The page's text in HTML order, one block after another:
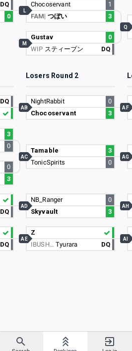
DQ
0
Chocoservant
1
FAM| つぼい 3
L
Gustav
0
WIP スティーブン DQ
M
Q
Losers Round 2
DQ
3
0
0
3
DQ
DQ
NightRabbit
0
Chocoservant
3
AB
Tamable
3
TonicSpirits
0
AC
NB_Ranger
0
Skyvault
3
AD
Z
IBUSH…Tyurara DQ
AE
AF
AG
AH
AI